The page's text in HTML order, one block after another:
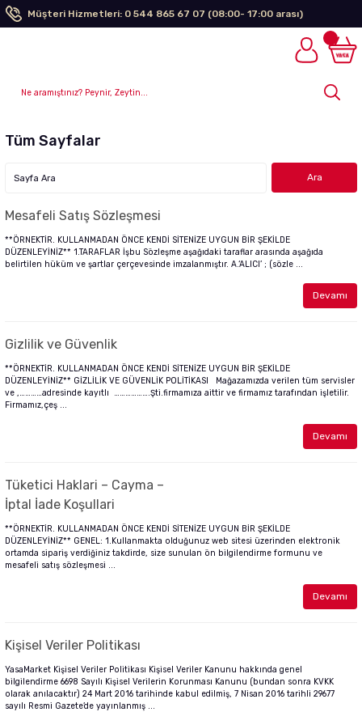
Müşteri Hizmetleri: 0 544 865 67 07 (08:00- 17:00 arası)
Tüm Sayfalar
Mesafeli Satış Sözleşmesi
**ÖRNEKTİR. KULLANMADAN ÖNCE KENDİ SİTENİZE UYGUN BİR ŞEKİLDE
DÜZENLEYİNİZ** 1.TARAFLAR İşbu Sözleşme aşağıdaki taraflar arasında aşağıda
belirtilen hüküm ve şartlar çerçevesinde imzalanmıştır. A.‘ALICI’ ; (sözle ...
Devamı
Gizlilik ve Güvenlik
**ÖRNEKTİR. KULLANMADAN ÖNCE KENDİ SİTENİZE UYGUN BİR ŞEKİLDE
DÜZENLEYİNİZ** GİZLİLİK VE GÜVENLİK POLİTİKASI Mağazamızda verilen tüm servisler
ve ,…………adresinde kayıtlı ……………….Şti.firmamıza aittir ve firmamız tarafından işletilir.
Firmamız,çeş ...
Devamı
Tüketici Haklari – Cayma –
İptal İade Koşullari
**ÖRNEKTİR. KULLANMADAN ÖNCE KENDİ SİTENİZE UYGUN BİR ŞEKİLDE
DÜZENLEYİNİZ** GENEL: 1.Kullanmakta olduğunuz web sitesi üzerinden elektronik
ortamda sipariş verdiğiniz takdirde, size sunulan ön bilgilendirme formunu ve
mesafeli satış sözleşmesi ...
Devamı
Kişisel Veriler Politikası
YasaMarket Kişisel Veriler Politikası Kişisel Veriler Kanunu hakkında genel
bilgilendirme 6698 Sayılı Kişisel Verilerin Korunması Kanunu (bundan sonra KVKK
olarak anılacaktır) 24 Mart 2016 tarihinde kabul edilmiş, 7 Nisan 2016 tarihli 29677
sayılı Resmi Gazete’de yayınlanmış ...